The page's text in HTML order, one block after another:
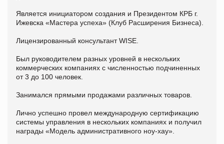
Является инициатором создания и Президентом КРБ г.
Ижевска «Мастера успеха» (Клуб Расширения Бизнеса).
Лицензированный консультант WISE.
Был руководителем разных уровней в нескольких
коммерческих компаниях с численностью подчиненных
от 3 до 100 человек.
Занимался прямыми продажами различных товаров.
Лично успешно провел международную сертификацию
системы управления в нескольких компаниях и получил
награды «Модель административного ноу-хау».